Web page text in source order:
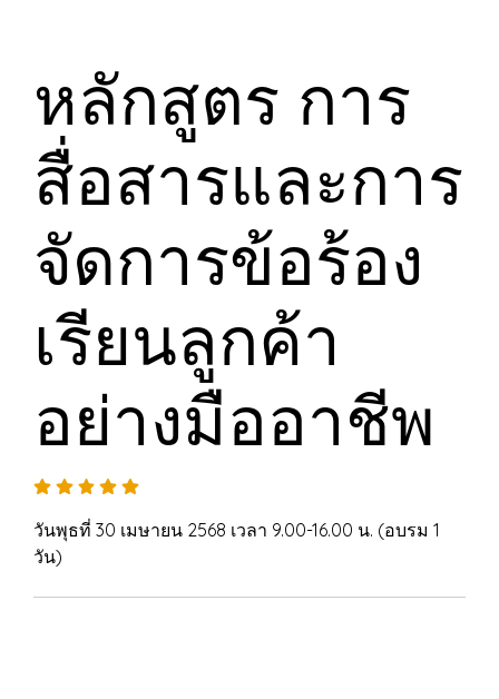
หลักสูตร การ
สื่อสารและการ
จัดการข้อร้อง
เรียนลูกค้า
อย่างมืออาชีพ
วันพุธที่ 30 เมษายน 2568 เวลา 9.00-16.00 น. (อบรม 1
วัน)